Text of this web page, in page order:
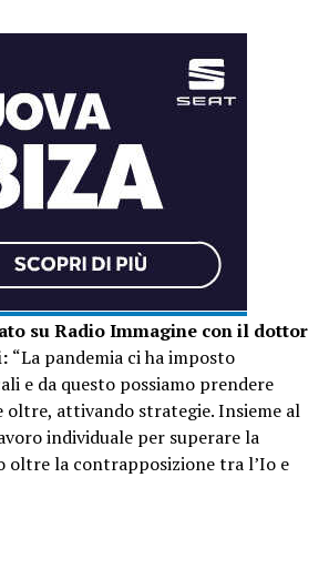
su Radio Immagine con il dottor
“La pandemia ci ha imposto
e da questo possiamo prendere
oltre, attivando strategie. Insieme al
individuale per superare la
oltre la contrapposizione tra l’Io e